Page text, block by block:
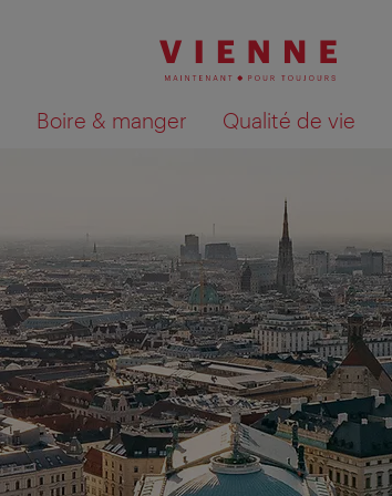
Boire & manger Qualité de vie